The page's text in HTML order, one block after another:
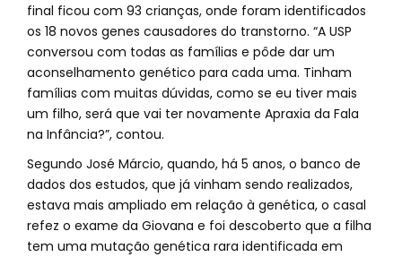
final ficou com 93 crianças, onde foram identificados
os 18 novos genes causadores do transtorno. “A USP
conversou com todas as famílias e pôde dar um
aconselhamento genético para cada uma. Tinham
famílias com muitas dúvidas, como se eu tiver mais
um filho, será que vai ter novamente Apraxia da Fala
na Infância?”, contou.
Segundo José Márcio, quando, há 5 anos, o banco de
dados dos estudos, que já vinham sendo realizados,
estava mais ampliado em relação à genética, o casal
refez o exame da Giovana e foi descoberto que a filha
tem uma mutação genética rara identificada em